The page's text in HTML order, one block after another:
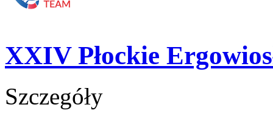
XXIV Płockie
Szczegóły